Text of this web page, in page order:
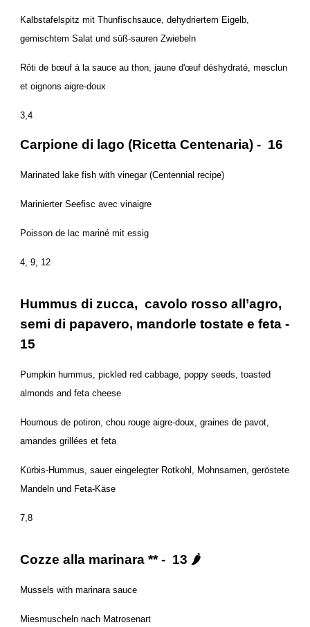
Kalbstafelspitz mit Thunfischsauce, dehydriertem Eigelb,
gemischtem Salat und süß-sauren Zwiebeln
Rôti de bœuf à la sauce au thon, jaune d'œuf déshydraté, mesclun
et oignons aigre-doux
3,4
Carpione di lago (Ricetta Centenaria) - 16
Marinated lake fish with vinegar (Centennial recipe)
Marinierter Seefisc avec vinaigre
Poisson de lac mariné mit essig
4, 9, 12
Hummus di zucca, cavolo rosso all’agro,
semi di papavero, mandorle tostate e feta -
15
Pumpkin hummus, pickled red cabbage, poppy seeds, toasted
almonds and feta cheese
Houmous de potiron, chou rouge aigre-doux, graines de pavot,
amandes grillées et feta
Kürbis-Hummus, sauer eingelegter Rotkohl, Mohnsamen, geröstete
Mandeln und Feta-Käse
7,8
Cozze alla marinara ** - 13 🌶
Mussels with marinara sauce
Miesmuscheln nach Matrosenart